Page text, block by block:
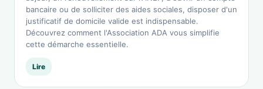
bancaire ou de solliciter des aides sociales, disposer d'un
justificatif de domicile valide est indispensable.
Découvrez comment l'Association ADA vous simplifie
cette démarche essentielle.
Lire